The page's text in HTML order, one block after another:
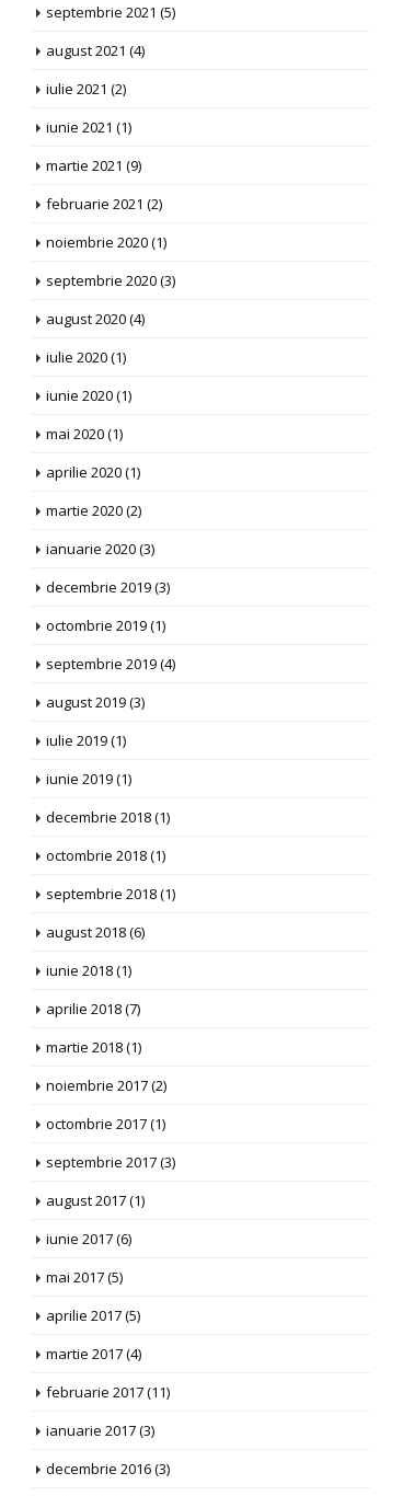
septembrie 2021 (5)
august 2021 (4)
iulie 2021 (2)
iunie 2021 (1)
martie 2021 (9)
februarie 2021 (2)
noiembrie 2020(1)
septembrie 2020(3)
august 2020(4)
iulie 2020(1)
iunie 2020(1)
mai 2020(1)
aprilie 2020(1)
martie 2020(2)
ianuarie 2020(3)
decembrie 2019(3)
octombrie 2019(1)
septembrie 2019(4)
august 2019(3)
iulie 2019(1)
iunie 2019(1)
decembrie 2018(1)
octombrie 2018(1)
septembrie 2018(1)
august 2018(6)
iunie 2018(1)
aprilie 2018(7)
martie 2018(1)
noiembrie 2017(2)
octombrie 2017(1)
septembrie 2017(3)
august 2017(1)
iunie 2017(6)
mai 2017(5)
aprilie 2017(5)
martie 2017(4)
februarie 2017(11)
ianuarie 2017(3)
decembrie 2016(3)